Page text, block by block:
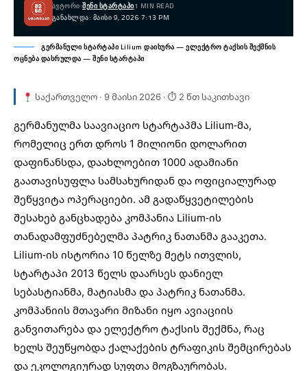
ᲒᲐᲜᲐᲮᲚᲓᲐ: ᲛᲐᲘᲡᲘ 9, 2026 7:13 PM
ᲐᲕᲢᲝᲠᲘ:ᲨᲔᲜᲘ ᲡᲢᲐᲠᲢᲐᲞᲘ1 MIN READ
გერმანული სტარტაპი Lilium დაიხურა — ელექტრო ტაქსის შექმნის
ოცნება დასრულდა — შენი სტარტაპი
საქართველო · 9 მაისი 2026 · ⏱ 2 წთ საკითხავი
გერმანულმა საავიაციო სტარტაპმა Lilium-მა,
რომელიც ერთ დროს 1 მილიონი დოლარით
დაფინანსდა, დაახლოებით 1000 ადამიანი
გაათავისუფლა სამსახურიდან და ოფიციალურად
შეწყვიტა ოპერაციები. ამ გადაწყვეტილების
შესახებ განცხადება კომპანია Lilium-ის
თანადამფუძნებელმა პატრიკ ნათანმა გააკეთა.
Lilium-ის ისტორია 10 წელზე მეტს ითვლის,
სტარტაპი 2013 წელს დაარსეს დანიელ
სებასტიანმა, მატიასმა და პატრიკ ნათანმა.
კომპანიის მთავარი მიზანი იყო ავიაციის
განვითარება და ელექტრო ტაქსის შექმნა, რაც
ხელს შეუწყობდა ქალაქების ტრაფიკის შემცირებას
და ეკოლოგიურად სუფთა მოგზაურობას.